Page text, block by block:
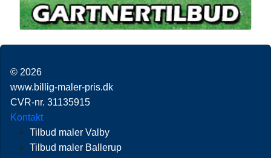
© 2026
www.billig-maler-pris.dk
CVR-nr. 31135915
Kontakt
Tilbud maler Valby
Tilbud maler Ballerup